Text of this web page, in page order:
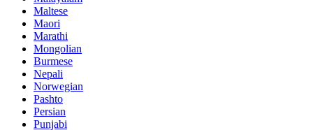
Maltese
Maori
Marathi
Mongolian
Burmese
Nepali
Norwegian
Pashto
Persian
Punjabi